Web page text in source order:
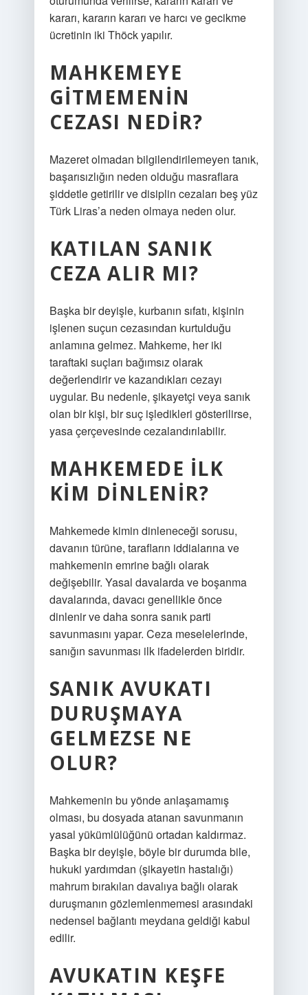
kararı, kararın kararı ve harcı ve gecikme
ücretinin iki Thöck yapılır.
MAHKEMEYE
GITMEMENIN
CEZASI NEDIR?
Mazeret olmadan bilgilendirilemeyen tanık,
başarısızlığın neden olduğu masraflara
şiddetle getirilir ve disiplin cezaları beş yüz
Türk Liras’a neden olmaya neden olur.
KATILAN SANIK
CEZA ALIR MI?
Başka bir deyişle, kurbanın sıfatı, kişinin
işlenen suçun cezasından kurtulduğu
anlamına gelmez. Mahkeme, her iki
taraftaki suçları bağımsız olarak
değerlendirir ve kazandıkları cezayı
uygular. Bu nedenle, şikayetçi veya sanık
olan bir kişi, bir suç işledikleri gösterilirse,
yasa çerçevesinde cezalandırılabilir.
MAHKEMEDE ILK
KIM DINLENIR?
Mahkemede kimin dinleneceği sorusu,
davanın türüne, tarafların iddialarına ve
mahkemenin emrine bağlı olarak
değişebilir. Yasal davalarda ve boşanma
davalarında, davacı genellikle önce
dinlenir ve daha sonra sanık parti
savunmasını yapar. Ceza meselelerinde,
sanığın savunması ilk ifadelerden biridir.
SANIK AVUKATI
DURUŞMAYA
GELMEZSE NE
OLUR?
Mahkemenin bu yönde anlaşamamış
olması, bu dosyada atanan savunmanın
yasal yükümlülüğünü ortadan kaldırmaz.
Başka bir deyişle, böyle bir durumda bile,
hukuki yardımdan (şikayetin hastalığı)
mahrum bırakılan davalıya bağlı olarak
duruşmanın gözlemlenmemesi arasındaki
nedensel bağlantı meydana geldiği kabul
edilir.
AVUKATIN KEŞFE